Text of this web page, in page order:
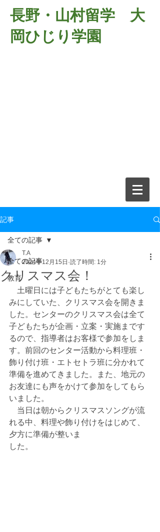
長野・山村留学 大
岡ひじり学園
記事
全ての記事
教育
全ての記事
クリスマス会！
T.A
2024年12月15日 読了時間: 1分
土曜日には子どもたちがとても楽し
みにしていた、クリスマス会を開きま
した。センターのクリスマス会は全て
子どもたちが企画・立案・実施まです
るので、指導者はお客様で参加をしま
す。前回のセンター活動から料理班・
飾り付け班・エトセトラ班に分かれて
準備を進めてきました。また、地元の
お友達にも声をかけて参加をしてもら
いました。
当日は朝からクリスマスソングが流
れる中、料理や飾り付けをはじめて、
夕方に準備が整いま
した。